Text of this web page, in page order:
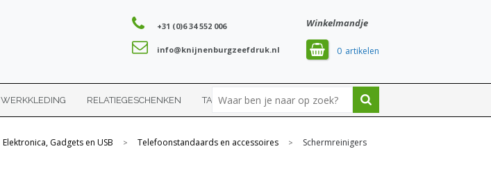
Winkelmandje
0
+31 (0)6 34 552 006
info@knijnenburgzeefdruk.nl
WERKKLEDING RELATIEGESCHENKEN TASSEN SPORT
Elektronica, Gadgets en USB > Telefoonstandaards en accessoires > Schermreinigers